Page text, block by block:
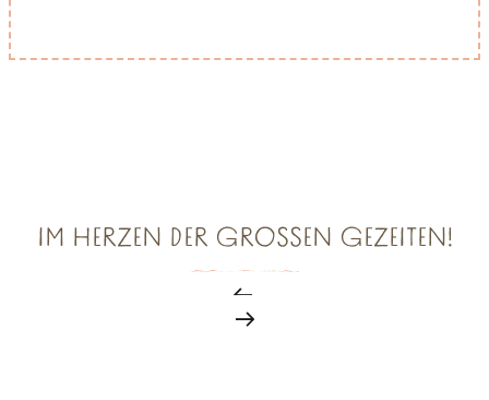
IM HERZEN DER GROSSEN GEZEITEN!